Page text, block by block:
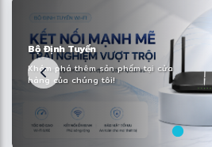
Content
Bộ Định Tuyến
Khám phá thêm sản phẩm tại cửa
hàng của chúng tôi!
✻